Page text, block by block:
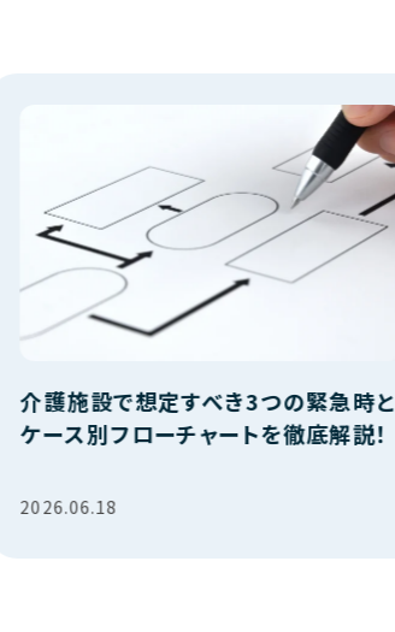
介護施設で想定すべき3つの緊急時と
ケース別フローチャートを徹底解説！
2026.06.18